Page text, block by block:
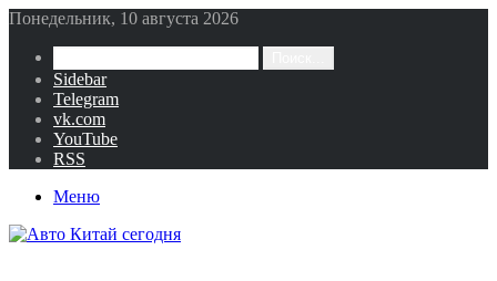
Понедельник, 10 августа 2026
Sidebar
Telegram
vk.com
YouTube
RSS
Меню